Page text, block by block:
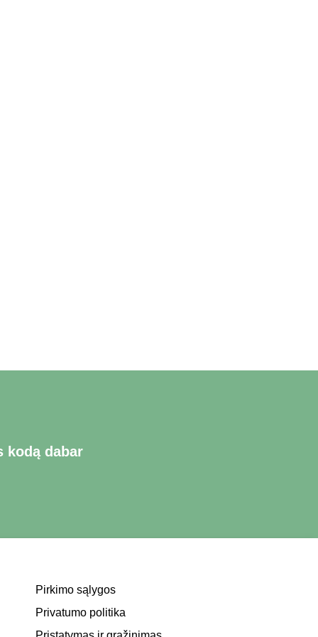
kodą dabar
Pirkimo sąlygos
Privatumo politika